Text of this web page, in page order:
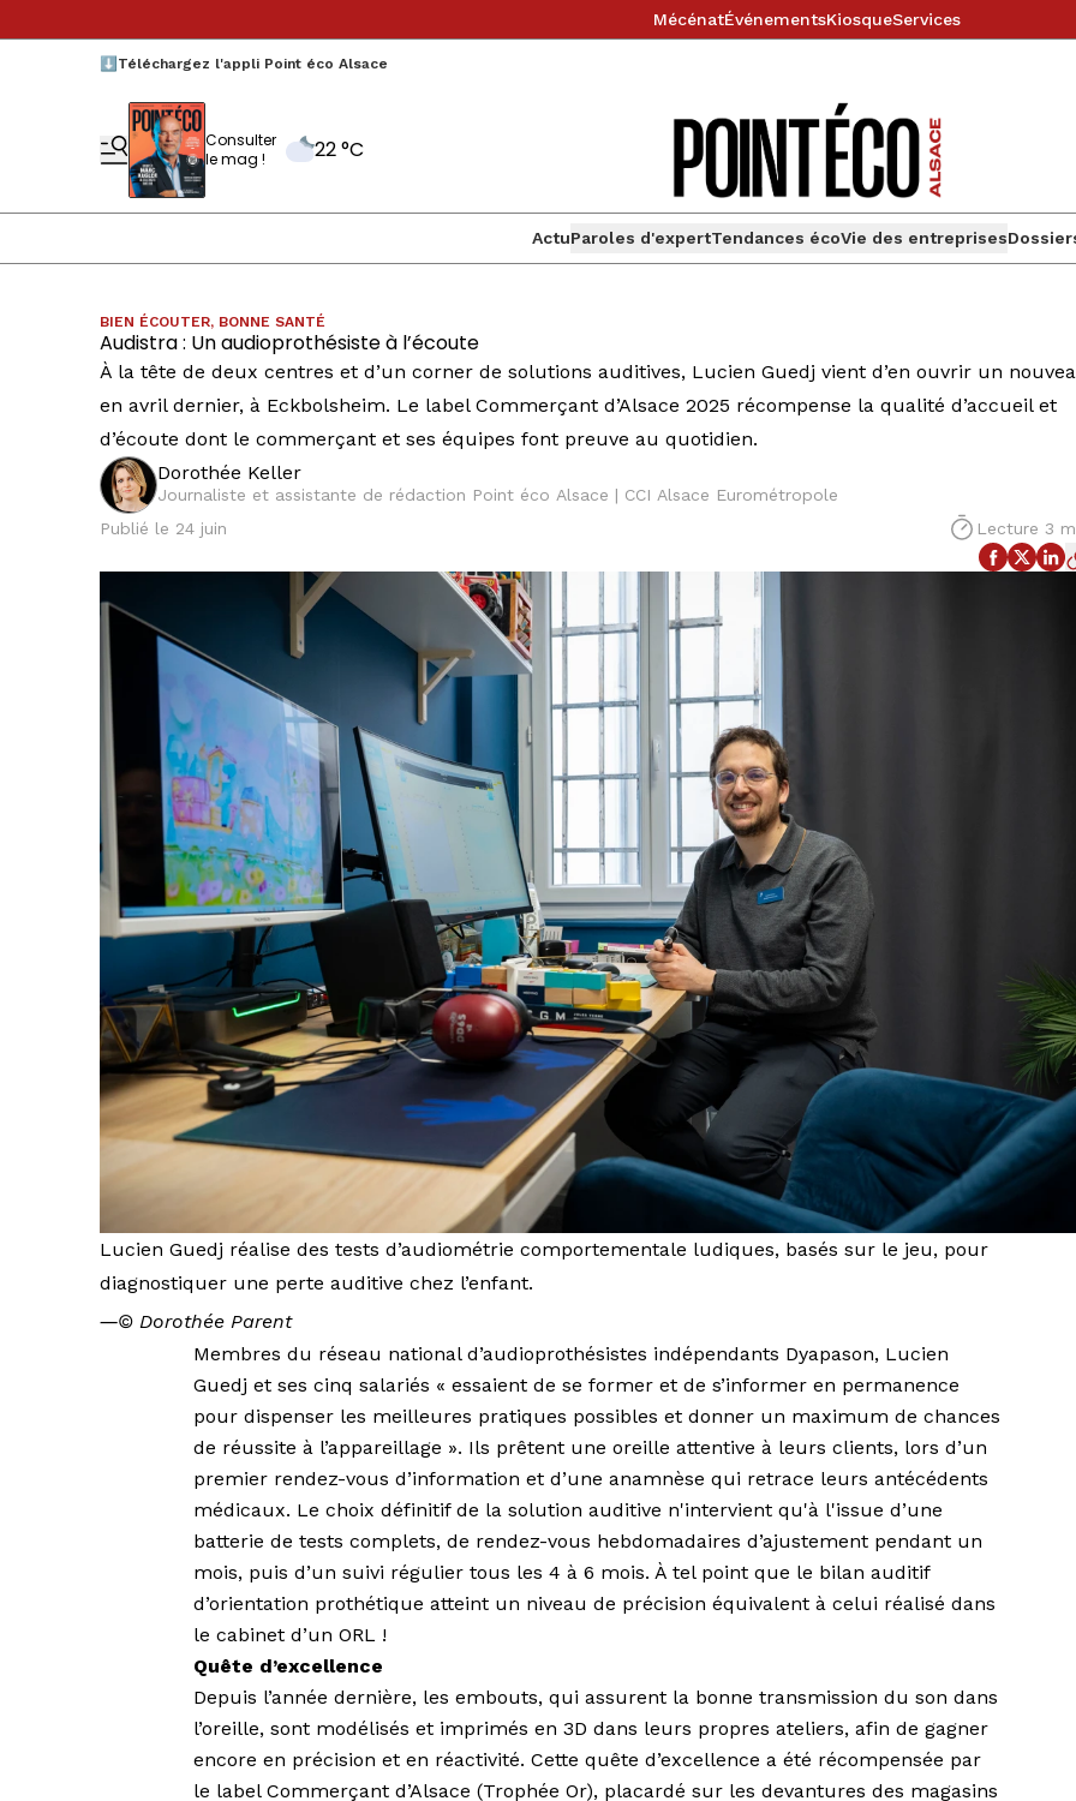
MécénatÉvénementsKiosqueServices
⬇️Téléchargez l'appli Point éco Alsace
Consulter
le mag !
22 °C
ActuParoles d'expertTendances écoVie des entreprises
BIEN ÉCOUTER, BONNE SANTÉ
Audistra : Un audioprothésiste à l’écoute
À la tête de deux centres et d’un corner de solutions auditives, Lucien Guedj vient d’en ouvrir un
en avril dernier, à Eckbolsheim. Le label Commerçant d’Alsace 2025 récompense la qualité d’accueil et
d’écoute dont le commerçant et ses équipes font preuve au quotidien.
Dorothée Keller
Journaliste et assistante de rédaction Point éco Alsace | CCI Alsace Eurométropole
Publié le 24 juin
Lecture 3
Lucien Guedj réalise des tests d’audiométrie comportementale ludiques, basés sur le jeu, pour
diagnostiquer une perte auditive chez l’enfant.
―© Dorothée Parent
Membres du réseau national d’audioprothésistes indépendants Dyapason, Lucien
Guedj et ses cinq salariés « essaient de se former et de s’informer en permanence
pour dispenser les meilleures pratiques possibles et donner un maximum de chances
de réussite à l’appareillage ». Ils prêtent une oreille attentive à leurs clients, lors d’un
premier rendez-vous d’information et d’une anamnèse qui retrace leurs antécédents
médicaux. Le choix définitif de la solution auditive n'intervient qu'à l'issue d’une
batterie de tests complets, de rendez-vous hebdomadaires d’ajustement pendant un
mois, puis d’un suivi régulier tous les 4 à 6 mois. À tel point que le bilan auditif
d’orientation prothétique atteint un niveau de précision équivalent à celui réalisé dans
le cabinet d’un ORL !
Quête d’excellence
Depuis l’année dernière, les embouts, qui assurent la bonne transmission du son dans
l’oreille, sont modélisés et imprimés en 3D dans leurs propres ateliers, afin de gagner
encore en précision et en réactivité. Cette quête d’excellence a été récompensée par
le label Commerçant d’Alsace (Trophée Or), placardé sur les devantures des magasins